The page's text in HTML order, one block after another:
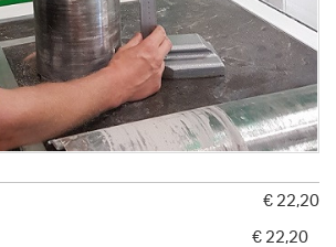
€ 22,20
€ 22,20